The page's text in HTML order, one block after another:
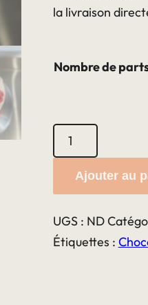
la livraison
Nombre de
quantité
de
Layer
cake
losc
Ajouter au
UGS : ND
Étiquettes :